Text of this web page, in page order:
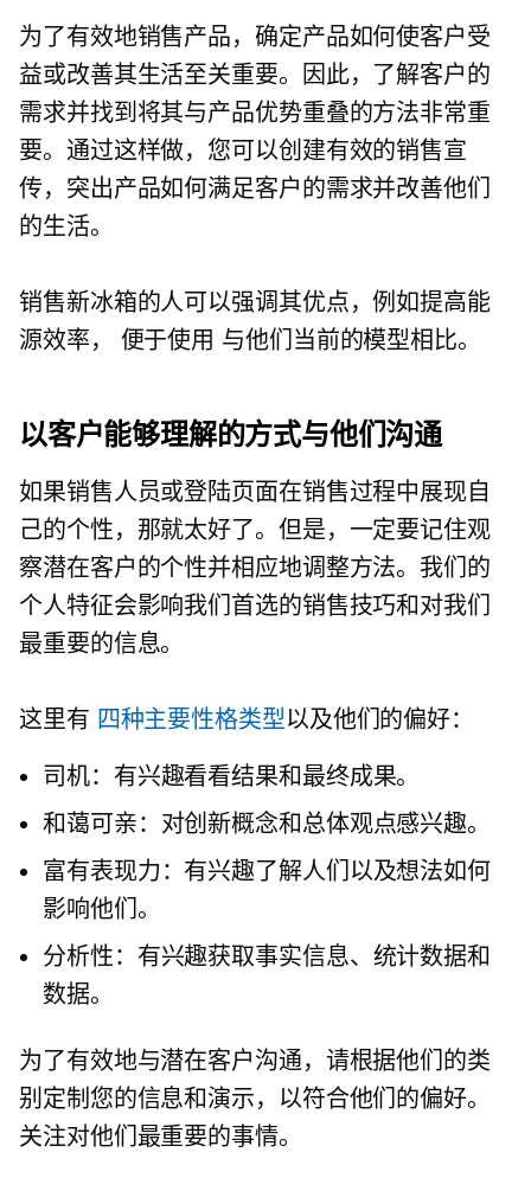
为了有效地销售产品，确定产品如何使客户受
益或改善其生活至关重要。因此，了解客户的
需求并找到将其与产品优势重叠的方法非常重
要。通过这样做，您可以创建有效的销售宣
传，突出产品如何满足客户的需求并改善他们
的生活。
销售新冰箱的人可以强调其优点，例如提高能
源效率， 便于使用 与他们当前的模型相比。
以客户能够理解的方式与他们沟通
如果销售人员或登陆页面在销售过程中展现自
己的个性，那就太好了。但是，一定要记住观
察潜在客户的个性并相应地调整方法。我们的
个人特征会影响我们首选的销售技巧和对我们
最重要的信息。
这里有 四种主要性格类型以及他们的偏好：
司机：有兴趣看看结果和最终成果。
和蔼可亲：对创新概念和总体观点感兴趣。
富有表现力：有兴趣了解人们以及想法如何
影响他们。
分析性：有兴趣获取事实信息、统计数据和
数据。
为了有效地与潜在客户沟通，请根据他们的类
别定制您的信息和演示，以符合他们的偏好。
关注对他们最重要的事情。